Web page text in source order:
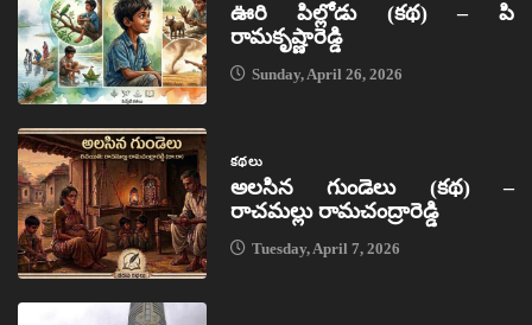
ఊరి పిల్లోడు (కథ) – పి
రామకృష్ణారెడ్డి
Sunday, April 26, 2026
కథలు
అలసిన గుండెలు (కథ) –
రాచమల్లు రామచంద్రారెడ్డి
Tuesday, April 7, 2026